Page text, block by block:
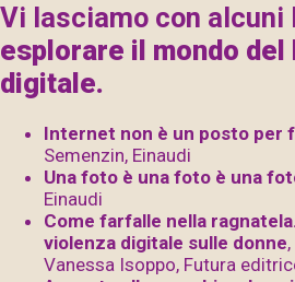
Vi lasciamo con alcuni
esplorare il mondo del
digitale.
Internet non è un posto per
Semenzin, Einaudi
Una foto è una foto è una
Einaudi
Come farfalle nella
violenza digitale sulle donne
Vanessa Isoppo, Futura